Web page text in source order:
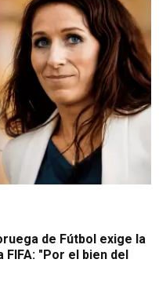
de Fútbol exige la
FIFA: "Por el bien del